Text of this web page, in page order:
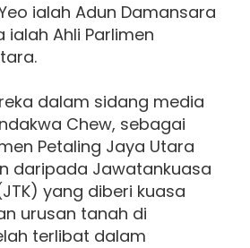
ialah Adun Damansara
ialah Ahli Parlimen
dalam sidang media
Chew, sebagai
Petaling Jaya Utara
daripada Jawatankuasa
yang diberi kuasa
urusan tanah di
terlibat dalam